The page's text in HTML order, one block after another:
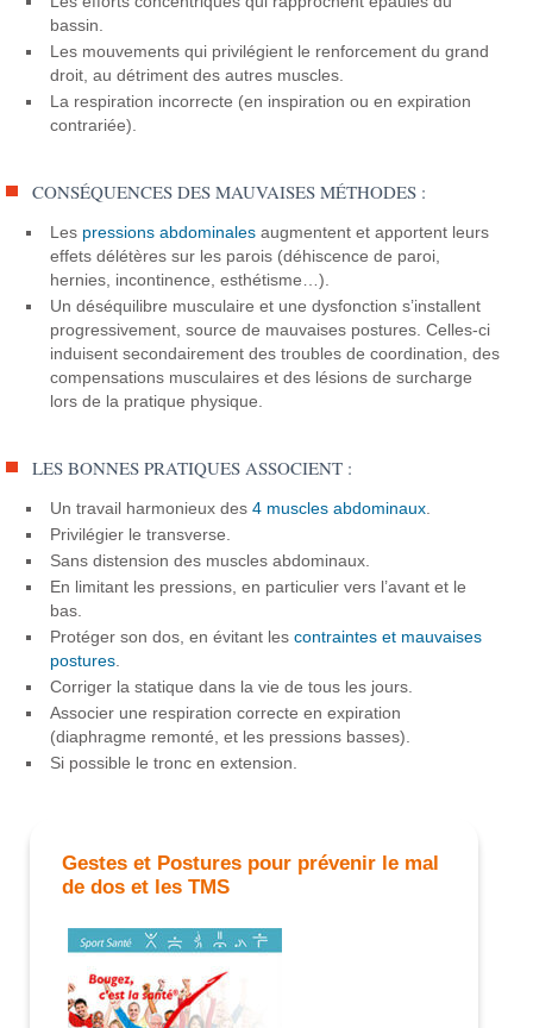
bassin.
Les mouvements qui privilégient le renforcement du grand
droit, au détriment des autres muscles.
La respiration incorrecte (en inspiration ou en expiration
contrariée).
CONSÉQUENCES DES MAUVAISES MÉTHODES :
Les pressions abdominales augmentent et apportent leurs
effets délétères sur les parois (déhiscence de paroi,
hernies, incontinence, esthétisme…).
Un déséquilibre musculaire et une dysfonction s’installent
progressivement, source de mauvaises postures. Celles-ci
induisent secondairement des troubles de coordination, des
compensations musculaires et des lésions de surcharge
lors de la pratique physique.
LES BONNES PRATIQUES ASSOCIENT :
Un travail harmonieux des4 muscles abdominaux
Privilégier le transverse.
Sans distension des muscles abdominaux.
En limitant les pressions, en particulier vers l’avant et le
bas.
Protéger son dos, en évitant lescontraintes et mauvaises
postures
Corriger la statique dans la vie de tous les jours.
Associer une respiration correcte en expiration
(diaphragme remonté, et les pressions basses).
Si possible le tronc en extension.
Gestes et Postures pour prévenir le mal
de dos et les TMS